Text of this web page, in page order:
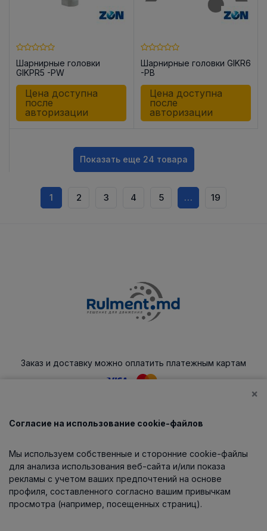
Шарнирные головки
GIKPR5 -PW
Цена доступна
после
авторизации
Шарнирные головки GIKR6
-PB
Цена доступна
после
авторизации
Показать еще 24 товара
1 2 3 4 5 … 19
Заказ и доставку можно оплатить платежным картам
Каталог
О компании
Информация
×
Согласие на использование cookie-файлов
Мы используем собственные и сторонние cookie-файлы
для анализа использования веб-сайта и/или показа
рекламы с учетом ваших предпочтений на основе
профиля, составленного согласно вашим привычкам
просмотра (например, посещенных страниц).